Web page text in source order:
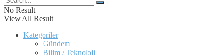
No Result
View All Result
Kategoriler
Gündem
Bilim / Teknoloji